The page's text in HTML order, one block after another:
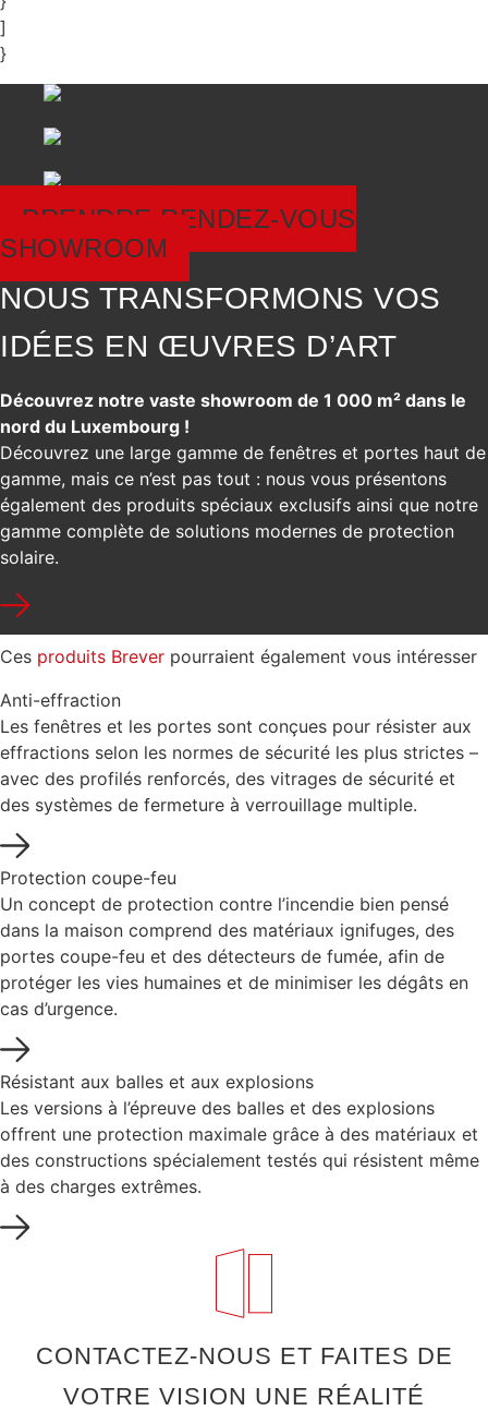
]
}
PRENDRE RENDEZ-VOUS
SHOWROOM
NOUS TRANSFORMONS VOS
IDÉES EN ŒUVRES D’ART
Découvrez notre vaste showroom de 1 000 m² dans le
nord du Luxembourg !
Découvrez une large gamme de fenêtres et portes haut de
gamme, mais ce n’est pas tout : nous vous présentons
également des produits spéciaux exclusifs ainsi que notre
gamme complète de solutions modernes de protection
solaire.
Ces produits Brever pourraient également vous intéresser
Anti-effraction
Les fenêtres et les portes sont conçues pour résister aux
effractions selon les normes de sécurité les plus strictes –
avec des profilés renforcés, des vitrages de sécurité et
des systèmes de fermeture à verrouillage multiple.
Protection coupe-feu
Un concept de protection contre l’incendie bien pensé
dans la maison comprend des matériaux ignifuges, des
portes coupe-feu et des détecteurs de fumée, afin de
protéger les vies humaines et de minimiser les dégâts en
cas d’urgence.
Résistant aux balles et aux explosions
Les versions à l’épreuve des balles et des explosions
offrent une protection maximale grâce à des matériaux et
des constructions spécialement testés qui résistent même
à des charges extrêmes.
CONTACTEZ-NOUS ET FAITES DE
VOTRE VISION UNE RÉALITÉ